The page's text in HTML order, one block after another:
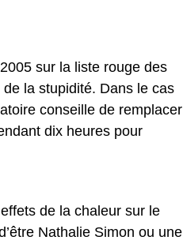
sur la liste rouge des
la stupidité. Dans le cas
conseille de remplacer
dix heures pour
de la chaleur sur le
Nathalie Simon ou une